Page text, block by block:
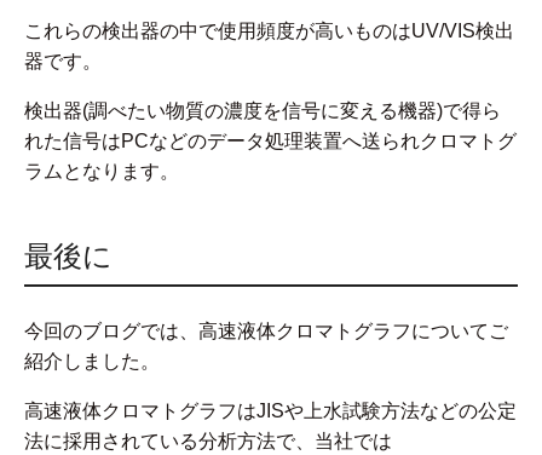
これらの検出器の中で使用頻度が高いものはUV/VIS検出
器です。
検出器(調べたい物質の濃度を信号に変える機器)で得ら
れた信号はPCなどのデータ処理装置へ送られクロマトグ
ラムとなります。
最後に
今回のブログでは、高速液体クロマトグラフについてご
紹介しました。
高速液体クロマトグラフはJISや上水試験方法などの公定
法に採用されている分析方法で、当社では